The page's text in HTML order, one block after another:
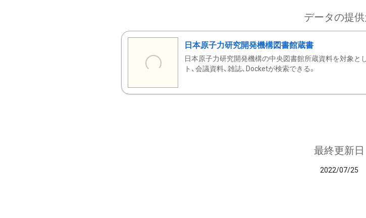
データの提
日本原子力研究開発機構図書館蔵書
日本原子力研究開発機構の中央図書館所蔵資料を対象と
ト、会議資料、雑誌、Docketが検索できる。
最終更新日
2022/07/25